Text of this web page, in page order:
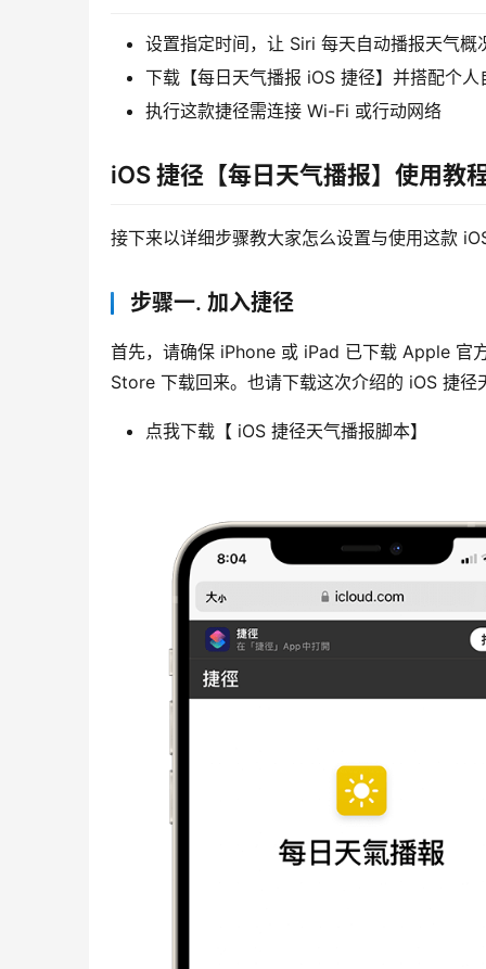
设置指定时间，让 Siri 每天自动播报天气
下载【每日天气播报 iOS 捷径】并搭配个人
执行这款捷径需连接 Wi-Fi 或行动网络
iOS 捷径【每日天气播报】使用教
接下来以详细步骤教大家怎么设置与使用这款
步骤一. 加入捷径
首先，请确保 iPhone 或 iPad 已下载 Apple 官
Store 下载回来。也请下载这次介绍的 iOS 捷
点我下载【 iOS 捷径天气播报脚本】